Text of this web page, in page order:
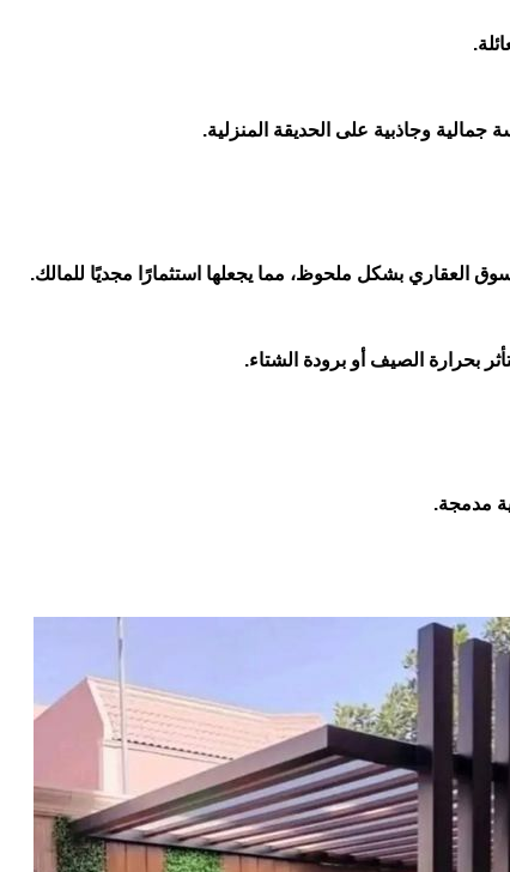
وجاذبية على الحديقة المنزلية.
العقاري بشكل ملحوظ، مما يجعلها استثمارًا مجديًا للمالك.
بحرارة الصيف أو برودة الشتاء.
مدمجة.